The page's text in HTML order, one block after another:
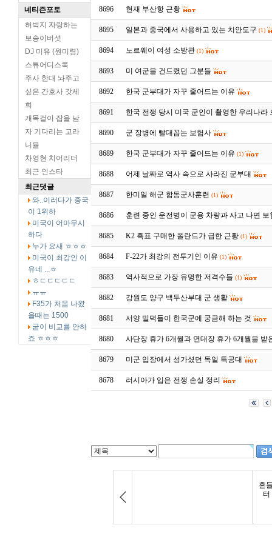
네티즌포토
허벅지 자랑하는
보송이버섯
DJ 미유 (원미령)
스튜어디스룩
주사 한대 놔주고
싶은 간호사 갓세
희
개목걸이 잡을 남
자 기다리는 고라
니율
차영현 치어리더
최근 인스타
최근댓글
와..이러다가 중국
이 1위하
미국이 어마무시
하다
누가 요새 ㅎㅎㅎ
미국이 최강인 이
유네 ...ㅎ
ㅎㄷㄷㄷㄷㄷ
ㅠㅠ
F35가 처음 나왔
을때는 1500
굳이 비교를 안하
죠 ㅎㅎㅎ
8696 현재 부산항 근황
8695 일본과 중국에서 사용하고 있는 치안도구 (1)
8694 노르웨이 여성 소방관 (1)
8693 미 여군을 건드렸던 그분들
8692 한국 군부대가 자꾸 줄어드는 이유
8691 한국 전쟁 당시 미국 군인이 촬영한 우리나라
8690 군 장병에 빨대꼽는 보험사
8689 한국 군부대가 자꾸 줄어드는 이유 (1)
8688 어제 날짜로 역사 속으로 사라진 군부대
8687 한미일 해군 합동군사훈련 (1)
8686 훈련 중인 운전병이 군용 차량과 사고 나면 보
8685 K2 흑표 구매한 폴란드가 급한 근황 (1)
8684 F-22가 최강의 전투기인 이유 (1)
8683 역사적으로 가장 유명한 저격수들 (1)
8682 강원도 양구 백두산부대 군 생활
8681 서양 밀덕들이 한국군에 궁금해 하는 것
8680 사단장 휴가 6개월과 연대장 휴가 6개월을 받
8679 미군 입장에서 성가셨던 독일 특공대
8678 러시아가 입은 전쟁 손실 정리